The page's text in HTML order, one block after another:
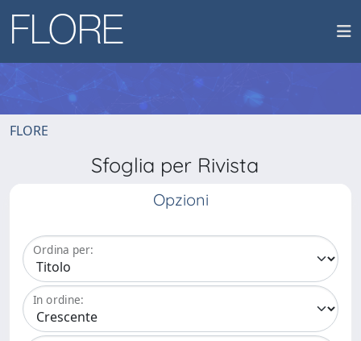
FLORE
Sfoglia per Rivista
Opzioni
Ordina per:
In ordine: